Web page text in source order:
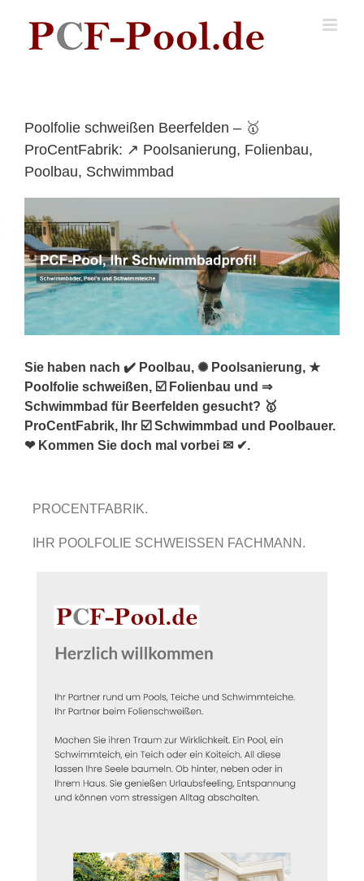
content
Poolfolie schweißen Beerfelden – 🥇
ProCentFabrik: ↗️ Poolsanierung, Folienbau,
Poolbau, Schwimmbad
Sie haben nach ✔️ Poolbau, ✺ Poolsanierung, ★
Poolfolie schweißen, ☑️ Folienbau und ⇒
Schwimmbad für Beerfelden gesucht? 🥇
ProCentFabrik, Ihr ☑️ Schwimmbad und Poolbauer.
❤ Kommen Sie doch mal vorbei ✉ ✔.
PROCENTFABRIK.
IHR POOLFOLIE SCHWEISSEN FACHMANN.